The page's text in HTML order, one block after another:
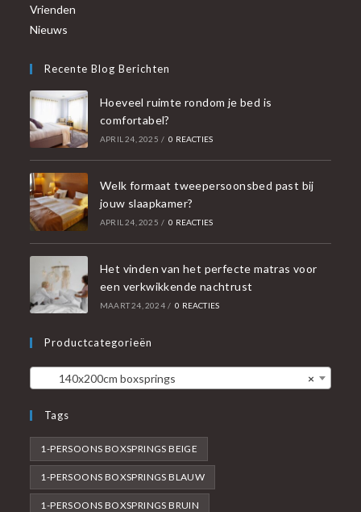
Vrienden
Nieuws
Recente Blog Berichten
Hoeveel ruimte rondom je bed is
comfortabel?
APRIL 24, 2025 / 0 REACTIES
Welk formaat tweepersoonsbed past bij
jouw slaapkamer?
APRIL 24, 2025 / 0 REACTIES
Het vinden van het perfecte matras voor
een verkwikkende nachtrust
MAART 24, 2024 / 0 REACTIES
Productcategorieën
×
140x200cm boxsprings
Tags
1-PERSOONS BOXSPRINGS BEIGE
1-PERSOONS BOXSPRINGS BLAUW
1-PERSOONS BOXSPRINGS BRUIN